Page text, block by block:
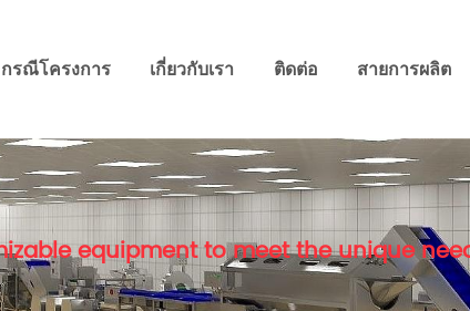
กรณีโครงการ เกี่ยวกับเรา ติดต่อ สายการผลิต
equipment to meet the unique